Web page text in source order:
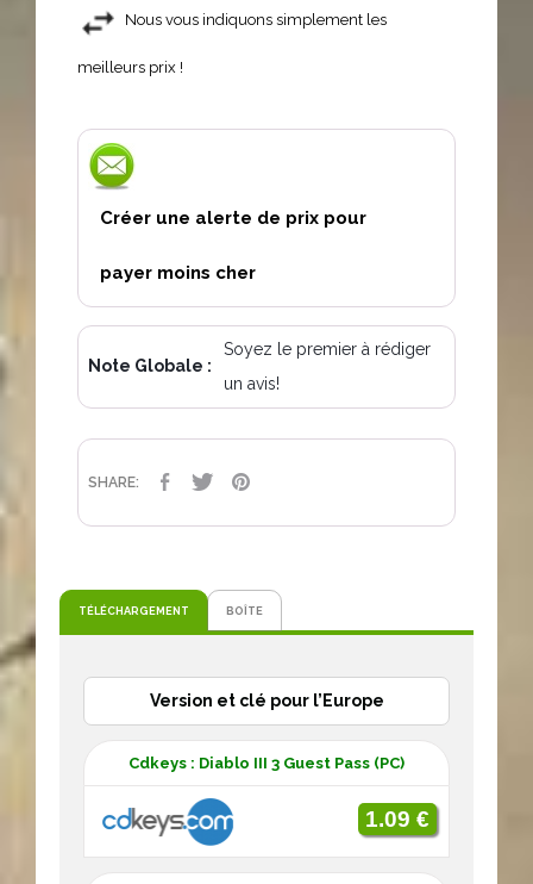
Nous vous indiquons simplement les
meilleurs prix !
Créer une alerte de prix pour
payer moins cher
Note Globale :
Soyez le premier à rédiger
un avis!
SHARE: PARTAGER
TWEET
TÉLÉCHARGEMENT BOÎTE
Version et clé pour l’Europe
Cdkeys : Diablo III 3 Guest Pass (PC)
1.09 €